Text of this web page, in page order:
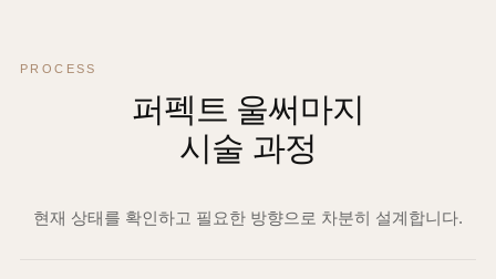
PROCESS
퍼펙트 울써마지
시술 과정
현재 상태를 확인하고 필요한 방향으로 차분히 설계합니다.